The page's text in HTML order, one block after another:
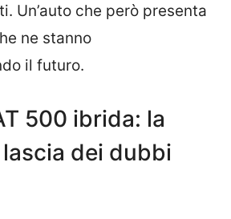
Un’auto che però presenta
ne stanno
il futuro.
500 ibrida: la
dei dubbi